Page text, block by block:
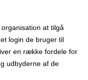
at tilgå
login de bruger til
en række fordele for
udbyderne af de